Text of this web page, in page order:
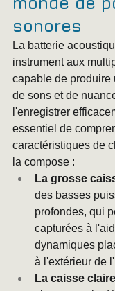
sonores
La batterie
instrument aux
capable de produire
de sons et de
l'enregistrer
essentiel de
caractéristiques de
la compose :
La grosse
des basses
profondes, qui
capturées à
dynamiques
à l'extérieur de
La caisse claire